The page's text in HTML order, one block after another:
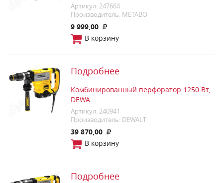
Артикул: 247664
Производитель: METABO
9 999,00
В корзину
Подробнее
Комбинированный перфоратор 1250 Вт,
DEWA ...
Артикул: 240941
Производитель: DEWALT
39 870,00
В корзину
Подробнее